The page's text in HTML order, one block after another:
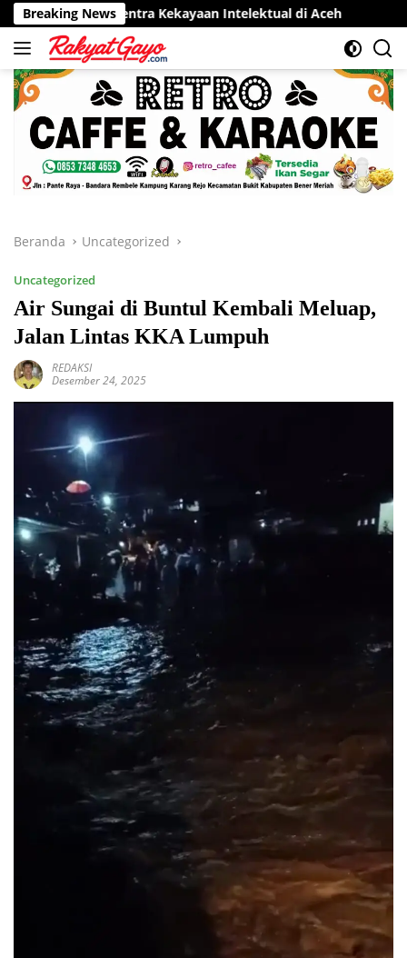
Langsung
ke
konten
Breaking News
Kekayaan Intelektual di Aceh RSUD Munyang
Beranda Uncategorized
Uncategorized
Air Sungai di Buntul Kembali Meluap,
Jalan Lintas KKA Lumpuh
REDAKSI
Desember 24, 2025